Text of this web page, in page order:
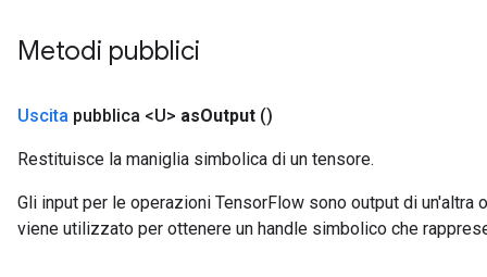
Metodi pubblici
Uscita pubblica <U> asOutput ()
Restituisce la maniglia simbolica di un tensore.
Gli input per le operazioni TensorFlow sono output di un'altra
viene utilizzato per ottenere un handle simbolico che